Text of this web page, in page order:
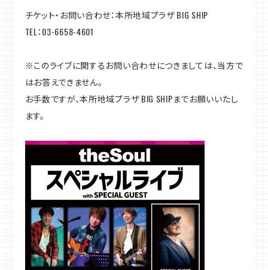
チケット・お問い合わせ：本所地域プラザ BIG SHIP
TEL：03-6658-4601
※このライブに関するお問い合わせにつきましては、当方で
はお答えできません。
お手数ですが、本所地域プラザ BIG SHIPまでお願いいたし
ます。